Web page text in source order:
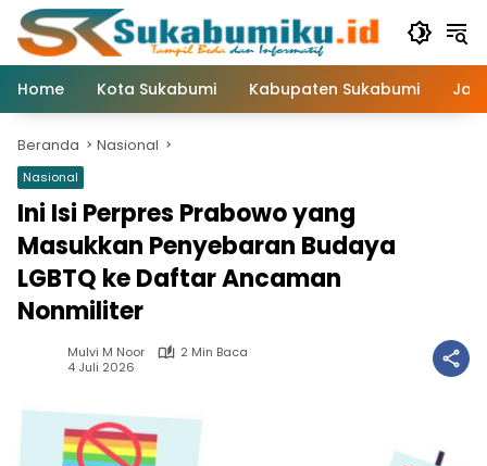
Langsung
konten
Home
Kota Sukabumi Kabupaten Sukabumi
Beranda Nasional
Nasional
Ini Isi Perpres Prabowo yang
Masukkan Penyebaran Budaya
LGBTQ ke Daftar Ancaman
Nonmiliter
Mulvi M Noor
2 Min Baca
4 Juli 2026